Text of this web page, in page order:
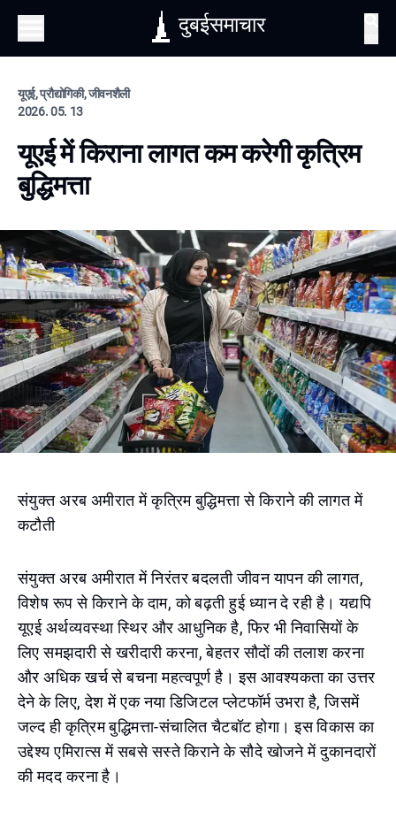
दुबईसमाचार
यूएई, प्रौद्योगिकी, जीवनशैली
2026. 05. 13
यूएई में किराना लागत कम करेगी कृत्रिम
बुद्धिमत्ता
संयुक्त अरब अमीरात में कृत्रिम बुद्धिमत्ता से किराने की लागत में
कटौती
संयुक्त अरब अमीरात में निरंतर बदलती जीवन यापन की लागत,
विशेष रूप से किराने के दाम, को बढ़ती हुई ध्यान दे रही है। यद्यपि
यूएई अर्थव्यवस्था स्थिर और आधुनिक है, फिर भी निवासियों के
लिए समझदारी से खरीदारी करना, बेहतर सौदों की तलाश करना
और अधिक खर्च से बचना महत्वपूर्ण है। इस आवश्यकता का उत्तर
देने के लिए, देश में एक नया डिजिटल प्लेटफॉर्म उभरा है, जिसमें
जल्द ही कृत्रिम बुद्धिमत्ता-संचालित चैटबॉट होगा। इस विकास का
उद्देश्य एमिरात्स में सबसे सस्ते किराने के सौदे खोजने में दुकानदारों
की मदद करना है।